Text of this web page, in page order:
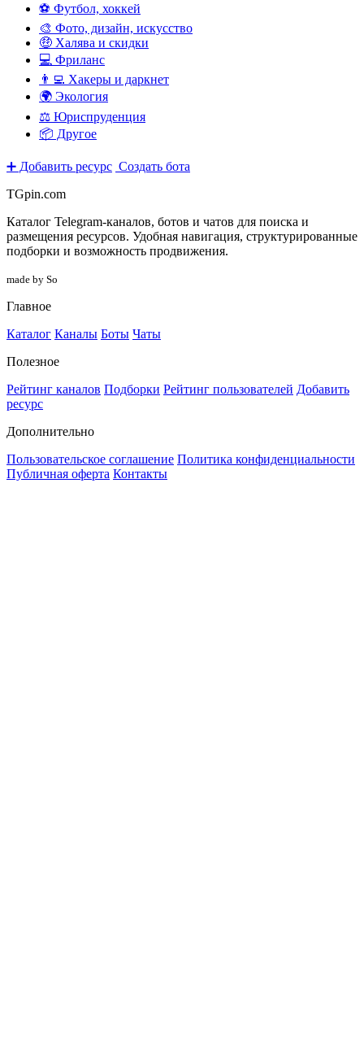
⚽ Футбол, хоккей
🎨 Фото, дизайн, искусство
🤑 Халява и скидки
💻 Фриланс
👨‍💻 Хакеры и даркнет
🌍 Экология
⚖️ Юриспруденция
📦 Другое
➕ Добавить ресурс Создать бота
TGpin.com
Каталог Telegram-каналов, ботов и чатов для поиска и
размещения ресурсов. Удобная навигация, структурированные
подборки и возможность продвижения.
made by So
Главное
Каталог Каналы Боты Чаты
Полезное
Рейтинг каналов Подборки Рейтинг пользователей Добавить
ресурс
Дополнительно
Пользовательское соглашение Политика конфиденциальности
Публичная оферта Контакты